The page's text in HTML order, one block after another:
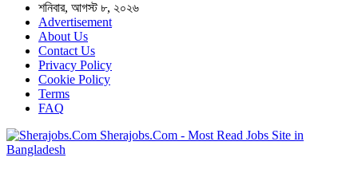
শনিবার, আগস্ট ৮, ২০২৬
Advertisement
About Us
Contact Us
Privacy Policy
Cookie Policy
Terms
FAQ
Sherajobs.Com - Most Read Jobs Site in
Bangladesh